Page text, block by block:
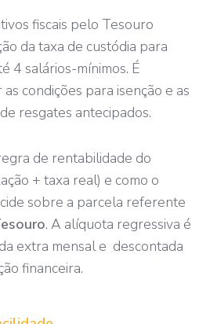
fiscais pelo Tesouro
da taxa de custódia para
4 salários-mínimos. É
condições para isenção e as
resgates antecipados.
de rentabilidade do
+ taxa real) e como o
sobre a parcela referente
. A alíquota regressiva é
extra mensal e descontada
financeira.